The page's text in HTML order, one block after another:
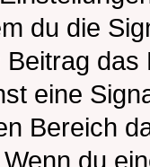
du die
das
eine
Bereich
du